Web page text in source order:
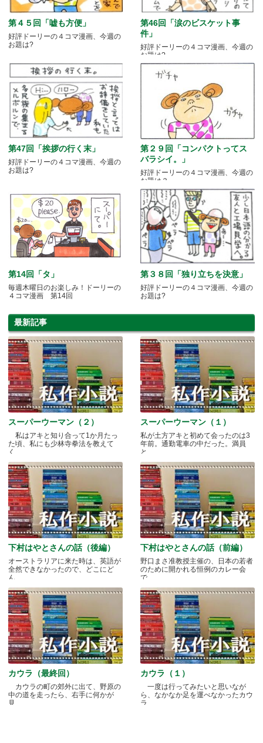
第４５回「嘘も方便」
好評ドーリーの４コマ漫画、今週の
お題は?
第46回「涙のビスケット事
件」
好評ドーリーの４コマ漫画、今週の
お題は?
第47回「挨拶の行く末」
好評ドーリーの４コマ漫画、今週の
お題は?
第２９回「コンパクトってス
バラシイ。」
好評ドーリーの４コマ漫画、今週の
お題は？
第14回「タ」
毎週木曜日のお楽しみ！ドーリーの
４コマ漫画 第14回
第３８回「独り立ちを決意」
好評ドーリーの４コマ漫画、今週の
お題は?
最新記事
スーパーウーマン（２）
私はアキと知り合って1か月たっ
た頃、私にも少林寺拳法を教えて
く.....
スーパーウーマン（１）
私が土方アキと初めて会ったのは3
年前。通勤電車の中だった。満員
と.....
下村はやとさんの話（後編）
オーストラリアに来た時は、英語が
全然できなかったので、どこにど
ん.....
下村はやとさんの話（前編）
野口まさ准教授主催の、日本の若者
のために開かれる恒例のカレー会
で.....
カウラ（最終回）
カウラの町の郊外に出て、野原の
中の道を走ったら、右手に何かが
見.....
カウラ（１）
一度は行ってみたいと思いなが
ら、なかなか足を運べなかったカウ
ラ.....